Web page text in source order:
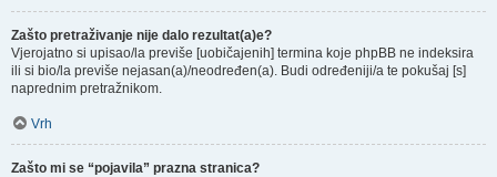
Zašto pretraživanje nije dalo rezultat(a)e?
Vjerojatno si upisao/la previše [uobičajenih] termina koje phpBB ne indeksira
ili si bio/la previše nejasan(a)/neodređen(a). Budi određeniji/a te pokušaj [s]
naprednim pretražnikom.
Vrh
Zašto mi se “pojavila” prazna stranica?